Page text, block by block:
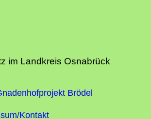
im Landkreis Osnabrück
Brödel
Kontakt